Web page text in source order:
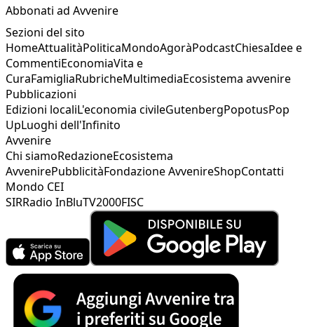
Abbonati ad Avvenire
Sezioni del sito
HomeAttualitàPoliticaMondoAgoràPodcastChiesaIdee e
CommentiEconomiaVita e
CuraFamigliaRubricheMultimediaEcosistema avvenire
Pubblicazioni
Edizioni localiL'economia civileGutenbergPopotusPop
UpLuoghi dell'Infinito
Avvenire
Chi siamoRedazioneEcosistema
AvvenirePubblicitàFondazione AvvenireShopContatti
Mondo CEI
SIRRadio InBluTV2000FISC